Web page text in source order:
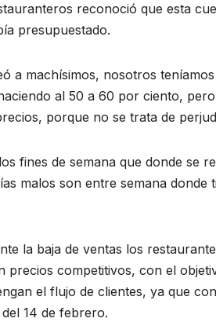
reconoció que esta
presupuestado.
a machísimos, nosotros
al 50 a 60 por ciento,
porque no se trata de
fines de semana que donde se
malos son entre semana donde
la baja de ventas los
competitivos, con el
el flujo de clientes, ya que
14 de febrero.